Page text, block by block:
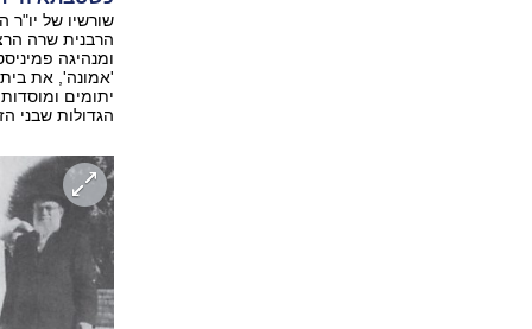
שורשיו של יו"ר
הרבנית שרה
ומנהיגה
'אמונה', את
יתומים
הגדולות שבני